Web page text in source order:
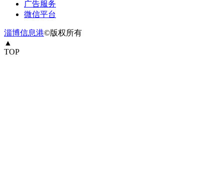
广告服务
微信平台
淄博信息港©版权所有
▲
TOP